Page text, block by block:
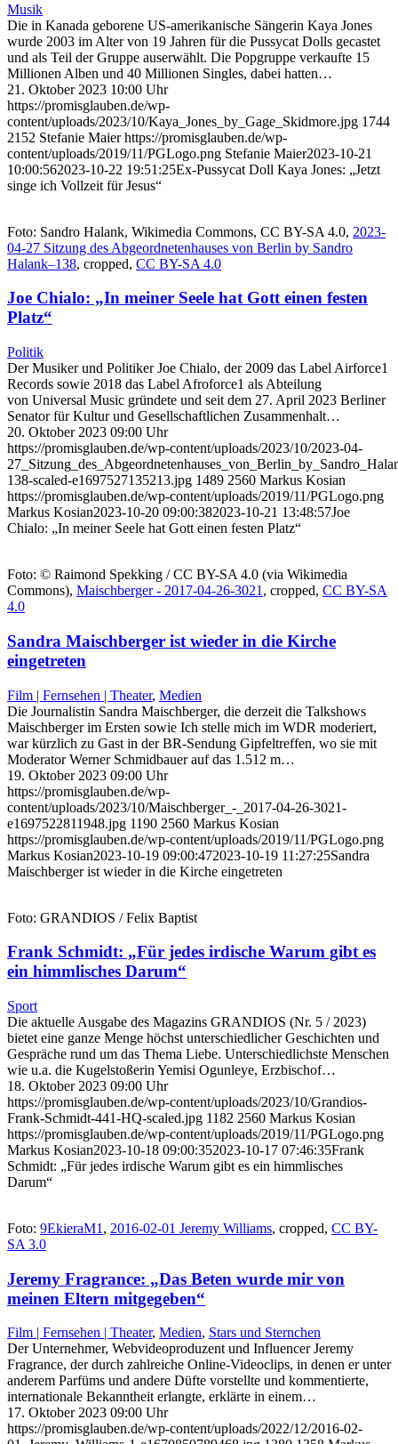
Musik
Die in Kanada geborene US-amerikanische Sängerin Kaya Jones
wurde 2003 im Alter von 19 Jahren für die Pussycat Dolls gecastet
und als Teil der Gruppe auserwählt. Die Popgruppe verkaufte 15
Millionen Alben und 40 Millionen Singles, dabei hatten…
21. Oktober 2023 10:00 Uhr
https://promisglauben.de/wp-
content/uploads/2023/10/Kaya_Jones_by_Gage_Skidmore.jpg 1744
2152 Stefanie Maier https://promisglauben.de/wp-
content/uploads/2019/11/PGLogo.png Stefanie Maier2023-10-21
10:00:562023-10-22 19:51:25Ex-Pussycat Doll Kaya Jones: „Jetzt
singe ich Vollzeit für Jesus“
Foto: Sandro Halank, Wikimedia Commons, CC BY-SA 4.0, 2023-
04-27 Sitzung des Abgeordnetenhauses von Berlin by Sandro
Halank–138, cropped, CC BY-SA 4.0
Joe Chialo: „In meiner Seele hat Gott einen festen
Platz“
Politik
Der Musiker und Politiker Joe Chialo, der 2009 das Label Airforce1
Records sowie 2018 das Label Afroforce1 als Abteilung
von Universal Music gründete und seit dem 27. April 2023 Berliner
Senator für Kultur und Gesellschaftlichen Zusammenhalt…
20. Oktober 2023 09:00 Uhr
https://promisglauben.de/wp-content/uploads/2023/10/2023-04-
138-scaled-e1697527135213.jpg 1489 2560 Markus Kosian
https://promisglauben.de/wp-content/uploads/2019/11/PGLogo.png
Markus Kosian2023-10-20 09:00:382023-10-21 13:48:57Joe
Chialo: „In meiner Seele hat Gott einen festen Platz“
Foto: © Raimond Spekking / CC BY-SA 4.0 (via Wikimedia
Commons), Maischberger - 2017-04-26-3021 , cropped, CC BY-SA
4.0
Sandra Maischberger ist wieder in die Kirche
eingetreten
Film | Fernsehen | Theater, Medien
Die Journalistin Sandra Maischberger, die derzeit die Talkshows
Maischberger im Ersten sowie Ich stelle mich im WDR moderiert,
war kürzlich zu Gast in der BR-Sendung Gipfeltreffen, wo sie mit
Moderator Werner Schmidbauer auf das 1.512 m…
19. Oktober 2023 09:00 Uhr
https://promisglauben.de/wp-
content/uploads/2023/10/Maischberger_-_2017-04-26-3021-
e1697522811948.jpg 1190 2560 Markus Kosian
https://promisglauben.de/wp-content/uploads/2019/11/PGLogo.png
Markus Kosian2023-10-19 09:00:472023-10-19 11:27:25Sandra
Maischberger ist wieder in die Kirche eingetreten
Foto: GRANDIOS / Felix Baptist
Frank Schmidt: „Für jedes irdische Warum gibt es
ein himmlisches Darum“
Sport
Die aktuelle Ausgabe des Magazins GRANDIOS (Nr. 5 / 2023)
bietet eine ganze Menge höchst unterschiedlicher Geschichten und
Gespräche rund um das Thema Liebe. Unterschiedlichste Menschen
wie u.a. die Kugelstoßerin Yemisi Ogunleye, Erzbischof…
18. Oktober 2023 09:00 Uhr
https://promisglauben.de/wp-content/uploads/2023/10/Grandios-
Frank-Schmidt-441-HQ-scaled.jpg 1182 2560 Markus Kosian
https://promisglauben.de/wp-content/uploads/2019/11/PGLogo.png
Markus Kosian2023-10-18 09:00:352023-10-17 07:46:35Frank
Schmidt: „Für jedes irdische Warum gibt es ein himmlisches
Darum“
Foto: 9EkieraM1 , 2016-02-01 Jeremy Williams, cropped, CC BY-
SA 3.0
Jeremy Fragrance: „Das Beten wurde mir von
meinen Eltern mitgegeben“
Film | Fernsehen | Theater, Medien, Stars und Sternchen
Der Unternehmer, Webvideoproduzent und Influencer Jeremy
Fragrance, der durch zahlreiche Online-Videoclips, in denen er unter
anderem Parfüms und andere Düfte vorstellte und kommentierte,
internationale Bekanntheit erlangte, erklärte in einem…
17. Oktober 2023 09:00 Uhr
https://promisglauben.de/wp-content/uploads/2022/12/2016-02-